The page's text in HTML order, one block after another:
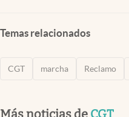
Temas relacionados
CGT marcha Reclamo
Más noticias de CGT